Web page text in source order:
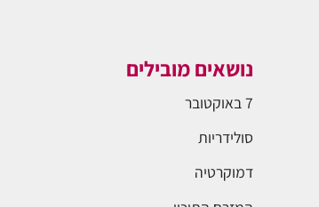
נושאים מובילים
7 באוקטובר
סולידריות
דמוקרטיה